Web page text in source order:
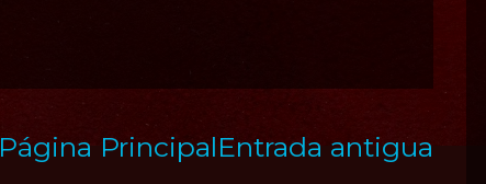
Entrada antigua
Página Principal